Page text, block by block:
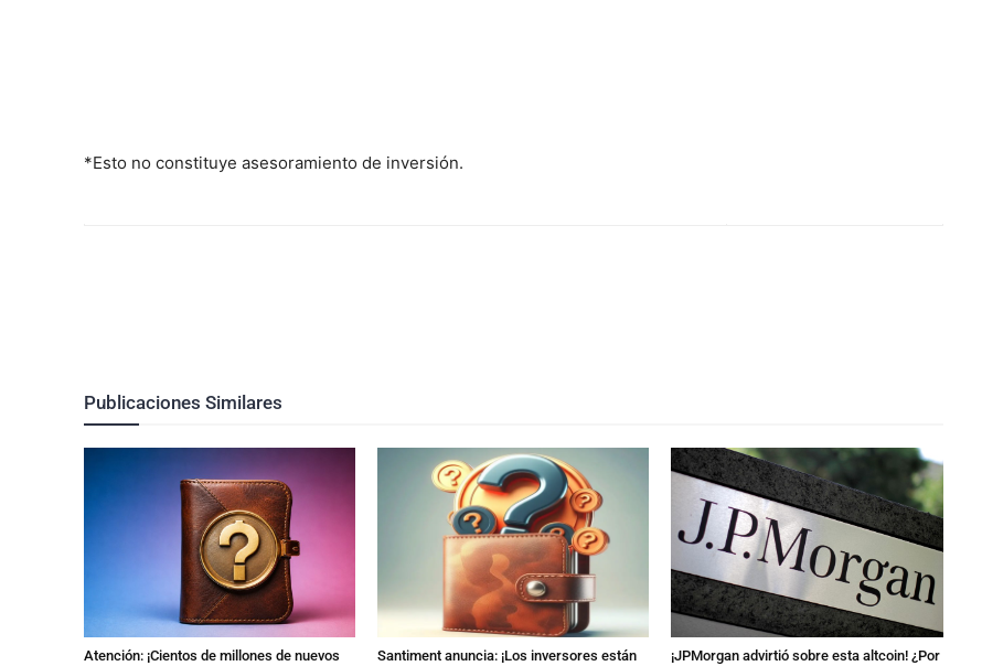
*Esto no constituye asesoramiento de inversión.
Publicaciones Similares
Atención: ¡Cientos de millones de nuevos
Santiment anuncia: ¡Los inversores están
¡JPMorgan advirtió sobre esta altcoin! ¿Por